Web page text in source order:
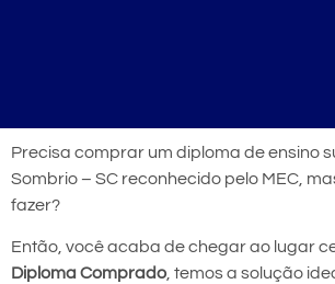
Precisa comprar um diploma de ensino
Sombrio – SC reconhecido pelo MEC,
fazer?
Então, você acaba de chegar ao lugar
Diploma Comprado, temos a solução